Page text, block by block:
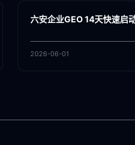
GEO
六安企业GEO 14天快速启
2026-06-01